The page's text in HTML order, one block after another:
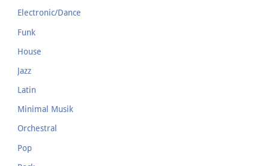
Electronic/Dance
Funk
House
Jazz
Latin
Minimal Musik
Orchestral
Pop